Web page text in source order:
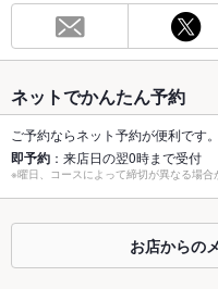
120席(（○テラ
席 ）)
最大宴会収
容人数
120人
個室 なし
座敷 なし
ネットでかんたん予約
ご予約ならネット予約が便利です。
即予約 ：来店日の翌0時まで受付
※曜日、コースによって締切が異なる場合
お店からの